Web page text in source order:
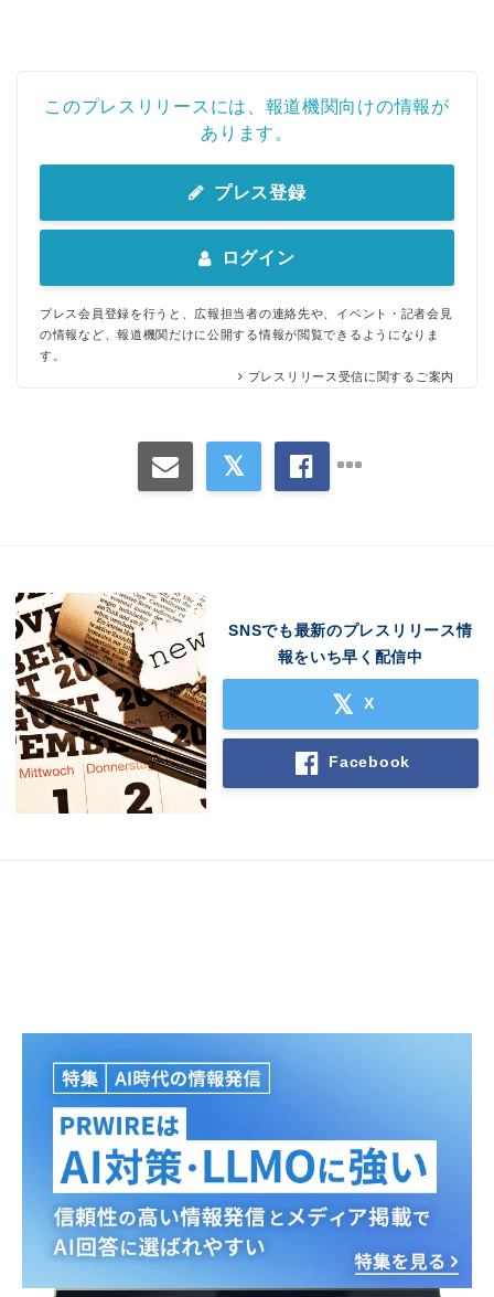
このプレスリリースには、報道機関向けの情報が
あります。
プレス登録
ログイン
プレス会員登録を行うと、広報担当者の連絡先や、イベント・記者会見
の情報など、報道機関だけに公開する情報が閲覧できるようになりま
す。
プレスリリース受信に関するご案内
SNSでも最新のプレスリリース情
報をいち早く配信中
X
Facebook